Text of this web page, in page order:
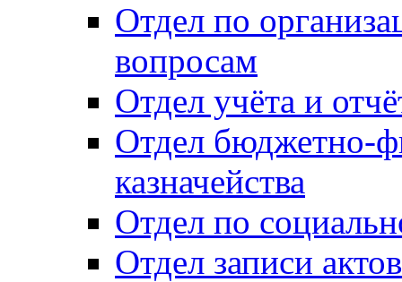
Отдел по
вопросам
Отдел учёта и
Отдел бюджетно-
казначейства
Отдел по
Отдел записи